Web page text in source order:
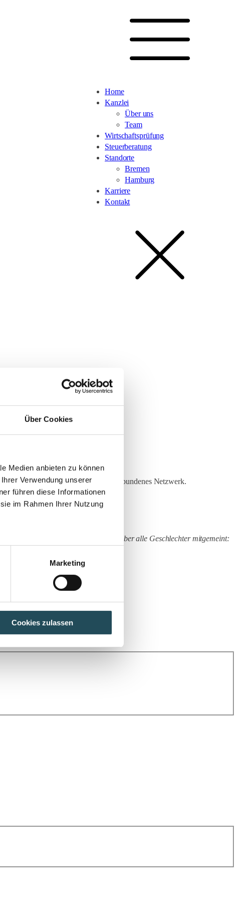
Über Cookies
Medien anbieten zu können
Verwendung unserer
führen diese Informationen
im Rahmen Ihrer Nutzung
Marketing
Cookies zulassen
Home
Kanzlei
Über uns
Team
Wirtschaftsprüfung
Steuerberatung
Standorte
Bremen
Hamburg
Karriere
Kontakt
ein starkes, gesellschaftsrechtlich verbundenes Netzwerk.
vorne bringen.
Zeit, das zu ändern! Es sind aber alle Geschlechter mitgemeint: